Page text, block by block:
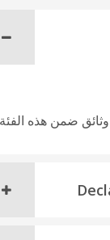
ضمن هذه الفئة.